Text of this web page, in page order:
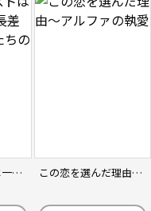
年下メダリストは一途な獣 ～身長差40センチ、私たちの愛の育み方～ この恋を選んだ理由～アルファの執愛